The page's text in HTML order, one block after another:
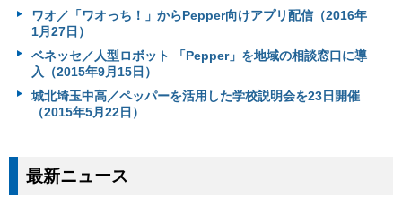
ワオ／「ワオっち！」からPepper向けアプリ配信（2016年
1月27日）
ベネッセ／人型ロボット 「Pepper」を地域の相談窓口に導
入（2015年9月15日）
城北埼玉中高／ペッパーを活用した学校説明会を23日開催
（2015年5月22日）
最新ニュース